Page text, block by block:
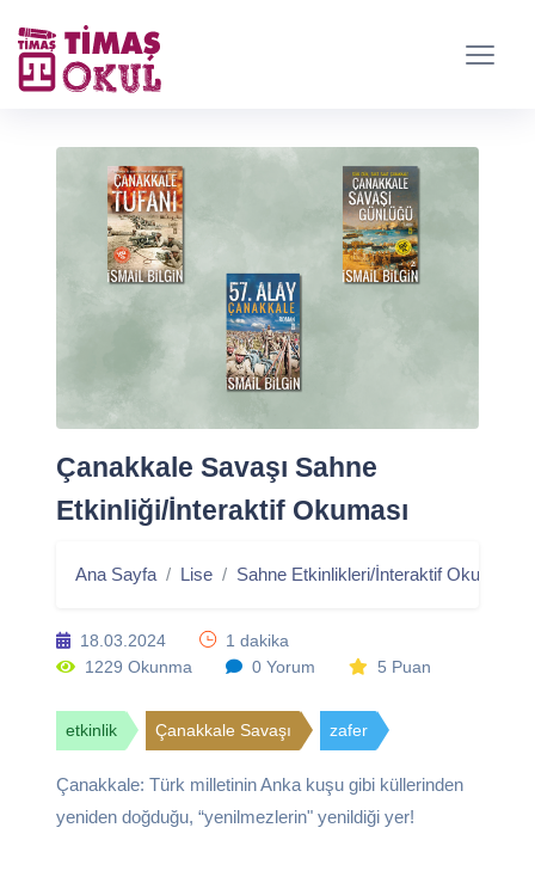
Çanakkale Savaşı Sahne
Etkinliği/İnteraktif Okuması
Ana Sayfa Lise Sahne Etkinlikleri/İnteraktif Okumalar
18.03.2024
1 dakika
1229 Okunma
0 Yorum 5 Puan
etkinlik Çanakkale Savaşı zafer
Çanakkale: Türk milletinin Anka kuşu gibi küllerinden
yeniden doğduğu, “yenilmezlerin" yenildiği yer!